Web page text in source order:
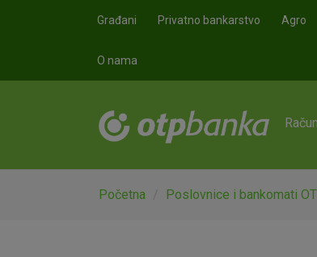
Građani Privatno bankarstvo Agro
O nama
Početna Poslovnice i bankomati